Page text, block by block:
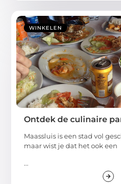
WINKELEN
Ontdek de culinaire
Maassluis is een stad vol
maar wist je dat het ook een
...